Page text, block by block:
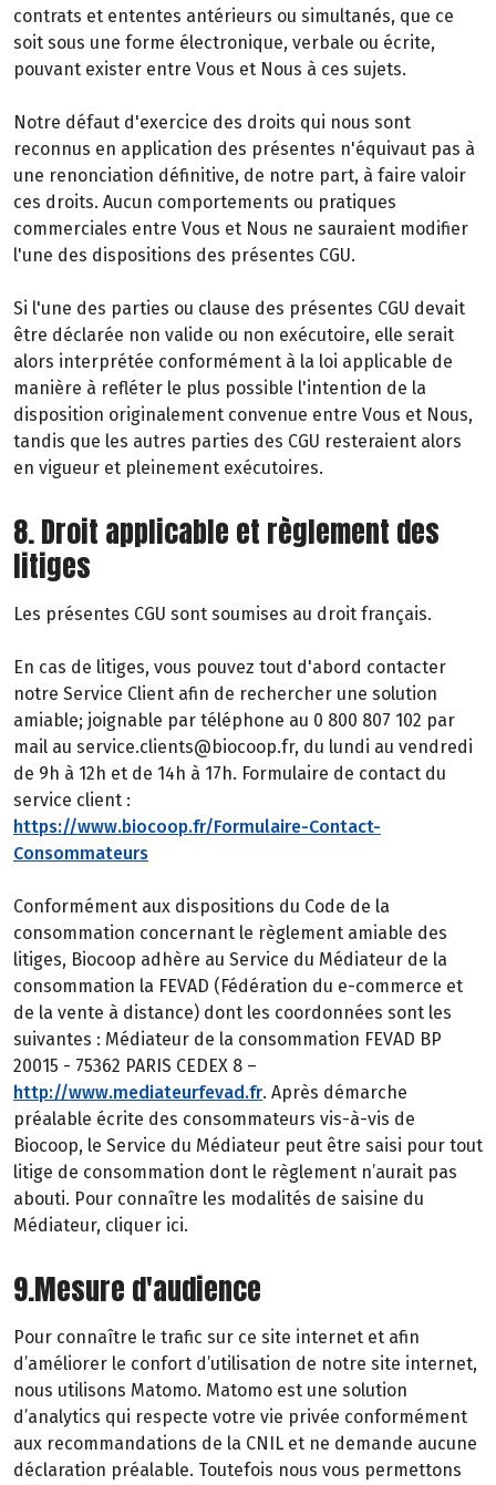
contrats et ententes antérieurs ou simultanés, que ce
soit sous une forme électronique, verbale ou écrite,
pouvant exister entre Vous et Nous à ces sujets.
Notre défaut d'exercice des droits qui nous sont
reconnus en application des présentes n'équivaut pas à
une renonciation définitive, de notre part, à faire valoir
ces droits. Aucun comportements ou pratiques
commerciales entre Vous et Nous ne sauraient modifier
l'une des dispositions des présentes CGU.
Si l'une des parties ou clause des présentes CGU devait
être déclarée non valide ou non exécutoire, elle serait
alors interprétée conformément à la loi applicable de
manière à refléter le plus possible l'intention de la
disposition originalement convenue entre Vous et Nous,
tandis que les autres parties des CGU resteraient alors
en vigueur et pleinement exécutoires.
8. Droit applicable et règlement des
litiges
Les présentes CGU sont soumises au droit français.
En cas de litiges, vous pouvez tout d'abord contacter
notre Service Client afin de rechercher une solution
amiable; joignable par téléphone au 0 800 807 102 par
mail au service.clients@biocoop.fr, du lundi au vendredi
de 9h à 12h et de 14h à 17h. Formulaire de contact du
service client :
https://www.biocoop.fr/Formulaire-Contact-
Consommateurs
Conformément aux dispositions du Code de la
consommation concernant le règlement amiable des
litiges, Biocoop adhère au Service du Médiateur de la
consommation la FEVAD (Fédération du e-commerce et
de la vente à distance) dont les coordonnées sont les
suivantes : Médiateur de la consommation FEVAD BP
20015 - 75362 PARIS CEDEX 8 –
http://www.mediateurfevad.fr. Après démarche
préalable écrite des consommateurs vis-à-vis de
Biocoop, le Service du Médiateur peut être saisi pour tout
litige de consommation dont le règlement n’aurait pas
abouti. Pour connaître les modalités de saisine du
Médiateur, cliquer ici.
9.Mesure d'audience
Pour connaître le trafic sur ce site internet et afin
d’améliorer le confort d’utilisation de notre site internet,
nous utilisons Matomo. Matomo est une solution
d’analytics qui respecte votre vie privée conformément
aux recommandations de la CNIL et ne demande aucune
déclaration préalable. Toutefois nous vous permettons